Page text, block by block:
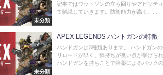
未分類
記事ではワットソンの立ち回りやアビリテ
て解説していきます。防衛能力が高く、...
未分類
APEX LEGENDS ハントガンの特徴
ハンドガンは3種類あります。 ハンドガン
リロードが早く、弾持ちが良い点が挙げら
ハンドガンを持ちことで弾薬によるバック